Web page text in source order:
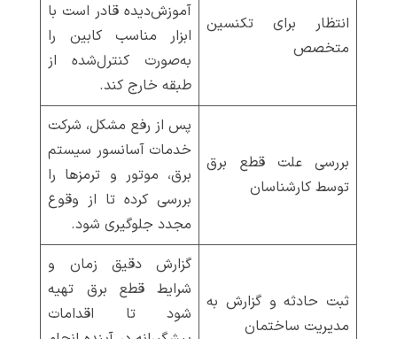
انتظار برای تکنسین
متخصص
آموزش‌دیده قادر است با
ابزار مناسب کابین را
به‌صورت کنترل‌شده از
طبقه خارج کند.
بررسی علت قطع برق
توسط کارشناسان
پس از رفع مشکل، شرکت
خدمات آسانسور سیستم
برق، موتور و ترمزها را
بررسی کرده تا از وقوع
مجدد جلوگیری شود.
ثبت حادثه و گزارش به
مدیریت ساختمان
گزارش دقیق زمان و
شرایط قطع برق تهیه
شود تا اقدامات